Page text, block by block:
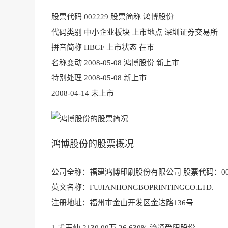
股票代码 002229 股票简称 鸿博股份
代码类别 中小企业板块 上市地点 深圳证券交易所
拼音简称 HBGF 上市状态 在市
名称变动 2008-05-08 鸿博股份 新上市
特别处理 2008-05-08 新上市
2008-04-14 未上市
鸿博股份的股票概况
公司全称：福建鸿博印刷股份有限公司 股票代码：
英文名称：FUJIANHONGBOPRINTINGCO.LTD.
注册地址：福州市金山开发区金达路136号